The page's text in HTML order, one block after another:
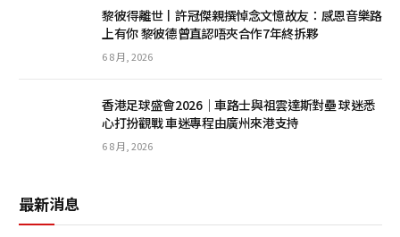
黎彼得離世丨許冠傑親撰悼念文憶故友：感恩音樂路
上有你 黎彼德曾直認唔夾合作7年終拆夥
6 8 月, 2026
香港足球盛會2026｜車路士與祖雲達斯對壘 球迷悉
心打扮觀戰 車迷專程由廣州來港支持
6 8 月, 2026
最新消息